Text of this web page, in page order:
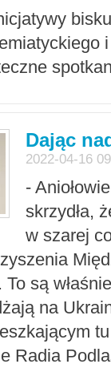
Dając
2022-04-16
-
skrzydła,
w szarej
są
na
Radia